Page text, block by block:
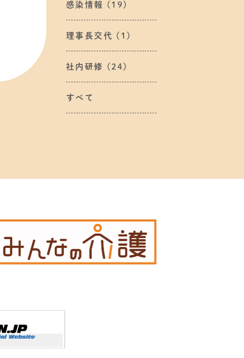
感染情報
(19)
理事長交代 (1)
社内研修 (24)
すべて